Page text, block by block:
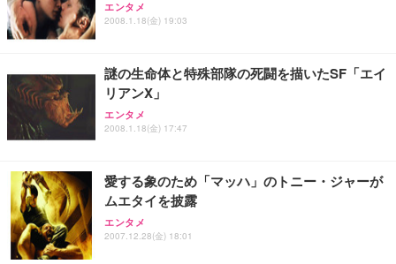
エンタメ
2008.1.18(金) 19:03
謎の生命体と特殊部隊の死闘を描いたSF「エイ
リアンX」
エンタメ
2008.1.18(金) 17:47
愛する象のため「マッハ」のトニー・ジャーが
ムエタイを披露
エンタメ
2007.12.28(金) 18:01